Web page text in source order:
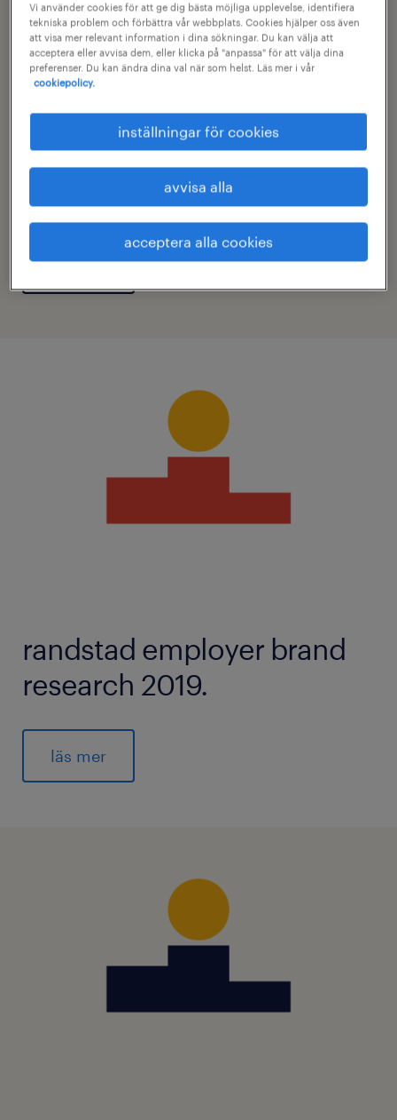
randstad employer brand
research 2020.
läs mer
randstad employer brand
research 2019.
läs mer
Vi använder cookies för att ge dig bästa möjliga upplevelse, identifiera
tekniska problem och förbättra vår webbplats. Cookies hjälper oss även
att visa mer relevant information i dina sökningar. Du kan välja att
acceptera eller avvisa dem, eller klicka på "anpassa" för att välja dina
preferenser. Du kan ändra dina val när som helst. Läs mer i vår
cookiepolicy.
inställningar för cookies
avvisa alla
acceptera alla cookies